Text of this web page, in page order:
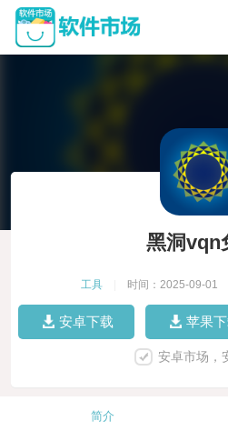
黑洞vqn
工具 时间：2025-09-01
安卓下载 苹果
安卓市场，
简介